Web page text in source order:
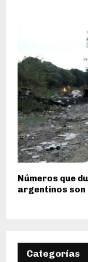
Números que
argentinos son
Categorías